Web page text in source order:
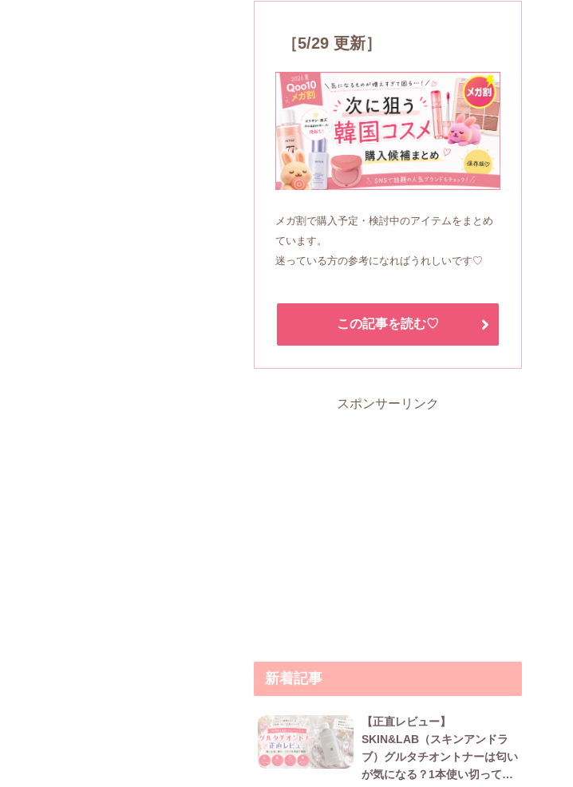
［5/29 更新］
メガ割で購入予定・検討中のアイテムをまとめ
ています。
迷っている方の参考になればうれしいです♡
この記事を読む♡
スポンサーリンク
新着記事
【正直レビュー】
SKIN&LAB（スキンアンドラ
ブ）グルタチオントナーは匂い
が気になる？1本使い切って本